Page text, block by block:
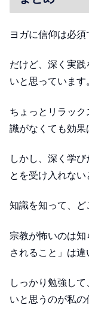
ヨガに信仰は必須
だけど、深く実
いと思っています
ちょっとリラッ
識がなくても効果
しかし、深く学
とを受け入れない
知識を知って、ど
宗教が怖いのは
されること」は違
しっかり勉強し
いと思うのが私の